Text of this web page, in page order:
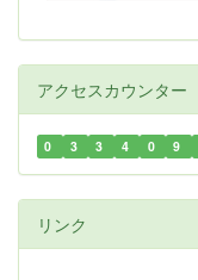
アクセスカウンター
0 3 3 4 0 9
リンク